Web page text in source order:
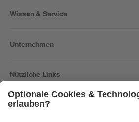
Wissen & Service
Unternehmen
Nützliche Links